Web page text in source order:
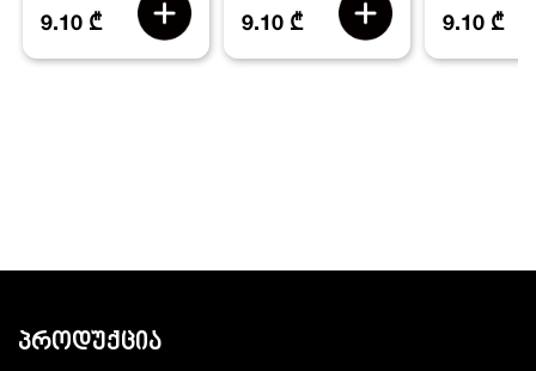
9.10 ₾ 9.10 ₾ 9.10 ₾
პროდუქცია